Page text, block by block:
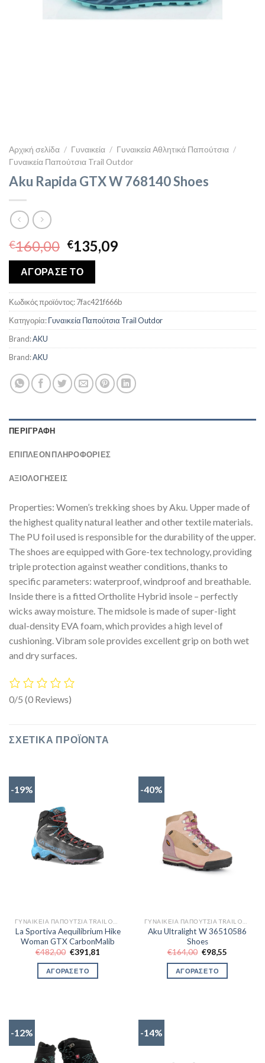
Αρχική σελίδα / Γυναικεία / Γυναικεία Αθλητικά Παπούτσια /
Γυναικεία Παπούτσια Trail Outdor
Aku Rapida GTX W 768140 Shoes
€160,00 Original
price
was:
€160,00.
€135,09Η
€135,09.
ΑΓΟΡΑΣΕ ΤΟ
Κωδικός προϊόντος:7fac421f666b
Κατηγορία:Γυναικεία Παπούτσια Trail Outdor
Brand:AKU
Brand:AKU
ΠΕΡΙΓΡΑΦΉ
ΕΠΙΠΛΈΟΝ ΠΛΗΡΟΦΟΡΊΕΣ
ΑΞΙΟΛΟΓΗΣΕΙΣ
Properties: Women’s trekking shoes by Aku. Upper made of
the highest quality natural leather and other textile materials.
The PU foil used is responsible for the durability of the upper.
The shoes are equipped with Gore-tex technology, providing
triple protection against weather conditions, thanks to
specific parameters: waterproof, windproof and breathable.
Inside there is a fitted Ortholite Hybrid insole – perfectly
wicks away moisture. The midsole is made of super-light
dual-density EVA foam, which provides a high level of
cushioning. Vibram sole provides excellent grip on both wet
and dry surfaces.
0/5 (0 Reviews)
ΣΧΕΤΙΚΆ ΠΡΟΪΌΝΤΑ
-19%
La Sportiva Aequilibrium Hike
Woman GTX CarbonMalib
€482,00 Original
was:
€482,00.
€391,81
ΑΓΟΡΑΣΕ ΤΟ
-40%
Aku Ultralight W 36510586
Shoes
€164,00 Original
price
was:
€164,00.
€98,55
ΑΓΟΡΑΣΕ ΤΟ
-12% -14%